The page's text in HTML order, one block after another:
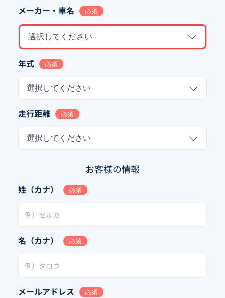
メーカー・車名 必須
選択してください
年式 必須
選択してください
走行距離 必須
選択してください
お客様の情報
姓（カナ） 必須
名（カナ） 必須
メールアドレス 必須